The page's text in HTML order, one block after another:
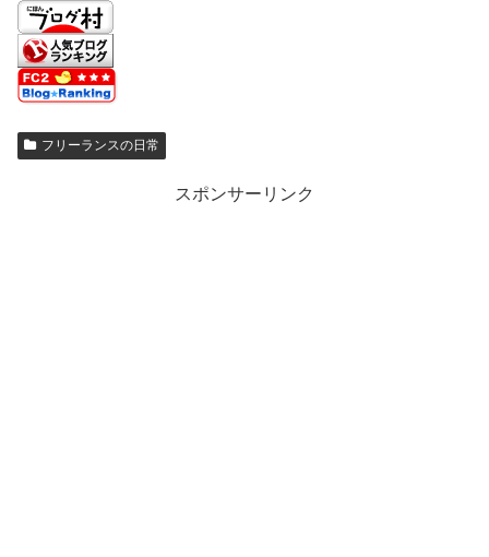
フリーランスの日常
スポンサーリンク